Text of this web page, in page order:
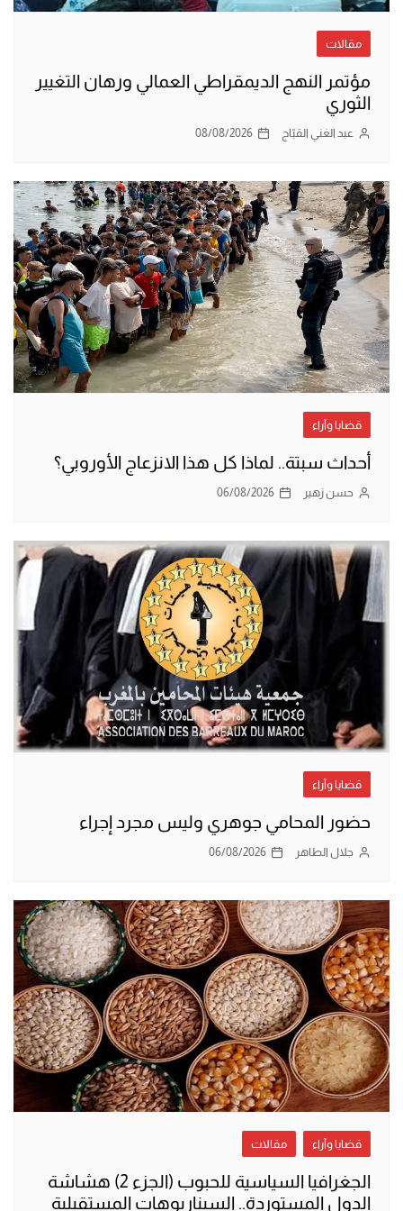
مقالات
مؤتمر النهج الديمقراطي العمالي ورهان التغيير
الثوري
عبد الغني القبّاج 08/08/2026
قضايا وآراء
أحداث سبتة.. لماذا كل هذا الانزعاج الأوروبي؟
حسن زهير 06/08/2026
قضايا وآراء
حضور المحامي جوهري وليس مجرد إجراء
جلال الطاهر 06/08/2026
قضايا وآراء مقالات
الجغرافيا السياسية للحبوب (الجزء 2) هشاشة
الدول المستوردة.. السيناريوهات المستقبلية